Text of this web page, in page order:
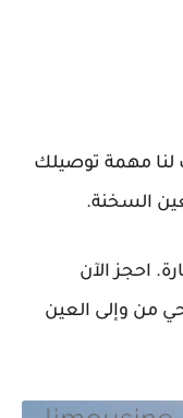
لنا مهمة توصيلك
السخنة.
احجز الآن
من وإلى العين